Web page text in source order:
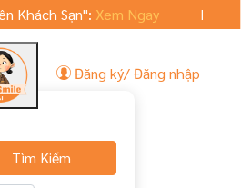
Sạn":Xem Ngay
Đăng ký/ Đăng nhập
Tìm Kiếm